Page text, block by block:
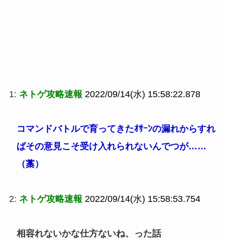
1: ネトゲ攻略速報 2022/09/14(水) 15:58:22.878
コマンドバトルで育ってきたｵｻｰﾝの漏れからすれ
ばその意見こそ受け入れられないんでつが……
（藁）
2: ネトゲ攻略速報 2022/09/14(水) 15:58:53.754
相容れないかな仕方ないね、った話